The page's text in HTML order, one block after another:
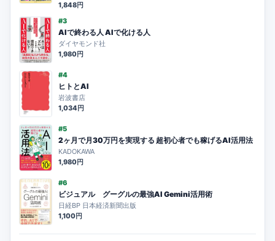
1,848円
#3
AIで終わる人 AIで化ける人
ダイヤモンド社
1,980円
#4
ヒトとAI
岩波書店
1,034円
#5
2ヶ月で月30万円を実現する 超初心者でも稼げるAI活用法
KADOKAWA
1,980円
#6
ビジュアル グーグルの最強AI Gemini活用術
日経BP 日本経済新聞出版
1,100円